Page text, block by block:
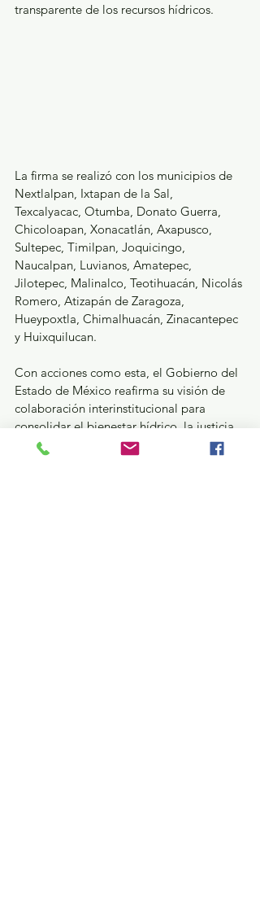
transparente de los recursos hídricos.
La firma se realizó con los municipios de
Nextlalpan, Ixtapan de la Sal,
Texcalyacac, Otumba, Donato Guerra,
Chicoloapan, Xonacatlán, Axapusco,
Sultepec, Timilpan, Joquicingo,
Naucalpan, Luvianos, Amatepec,
Jilotepec, Malinalco, Teotihuacán, Nicolás
Romero, Atizapán de Zaragoza,
Hueypoxtla, Chimalhuacán, Zinacantepec
y Huixquilucan.
Con acciones como esta, el Gobierno del
Estado de México reafirma su visión de
colaboración interinstitucional para
consolidar el bienestar hídrico, la justicia
social y la mejora continua de los